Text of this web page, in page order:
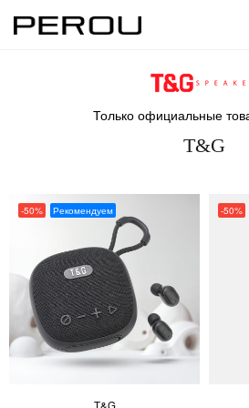
Только официальные
T&G
-50% Рекомендуем -50%